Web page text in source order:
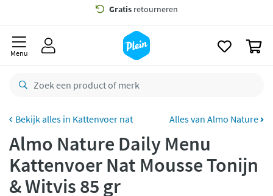
Gratisbezorging vanaf 35,- *
besteld,maandag
retourneren
CO2 neutraal bezorgd
Betaal met Klarna
Menu
Kattenvoer nat Alles van Almo Nature
Almo Nature Daily Menu
Kattenvoer Nat Mousse Tonijn
& Witvis 85 gr